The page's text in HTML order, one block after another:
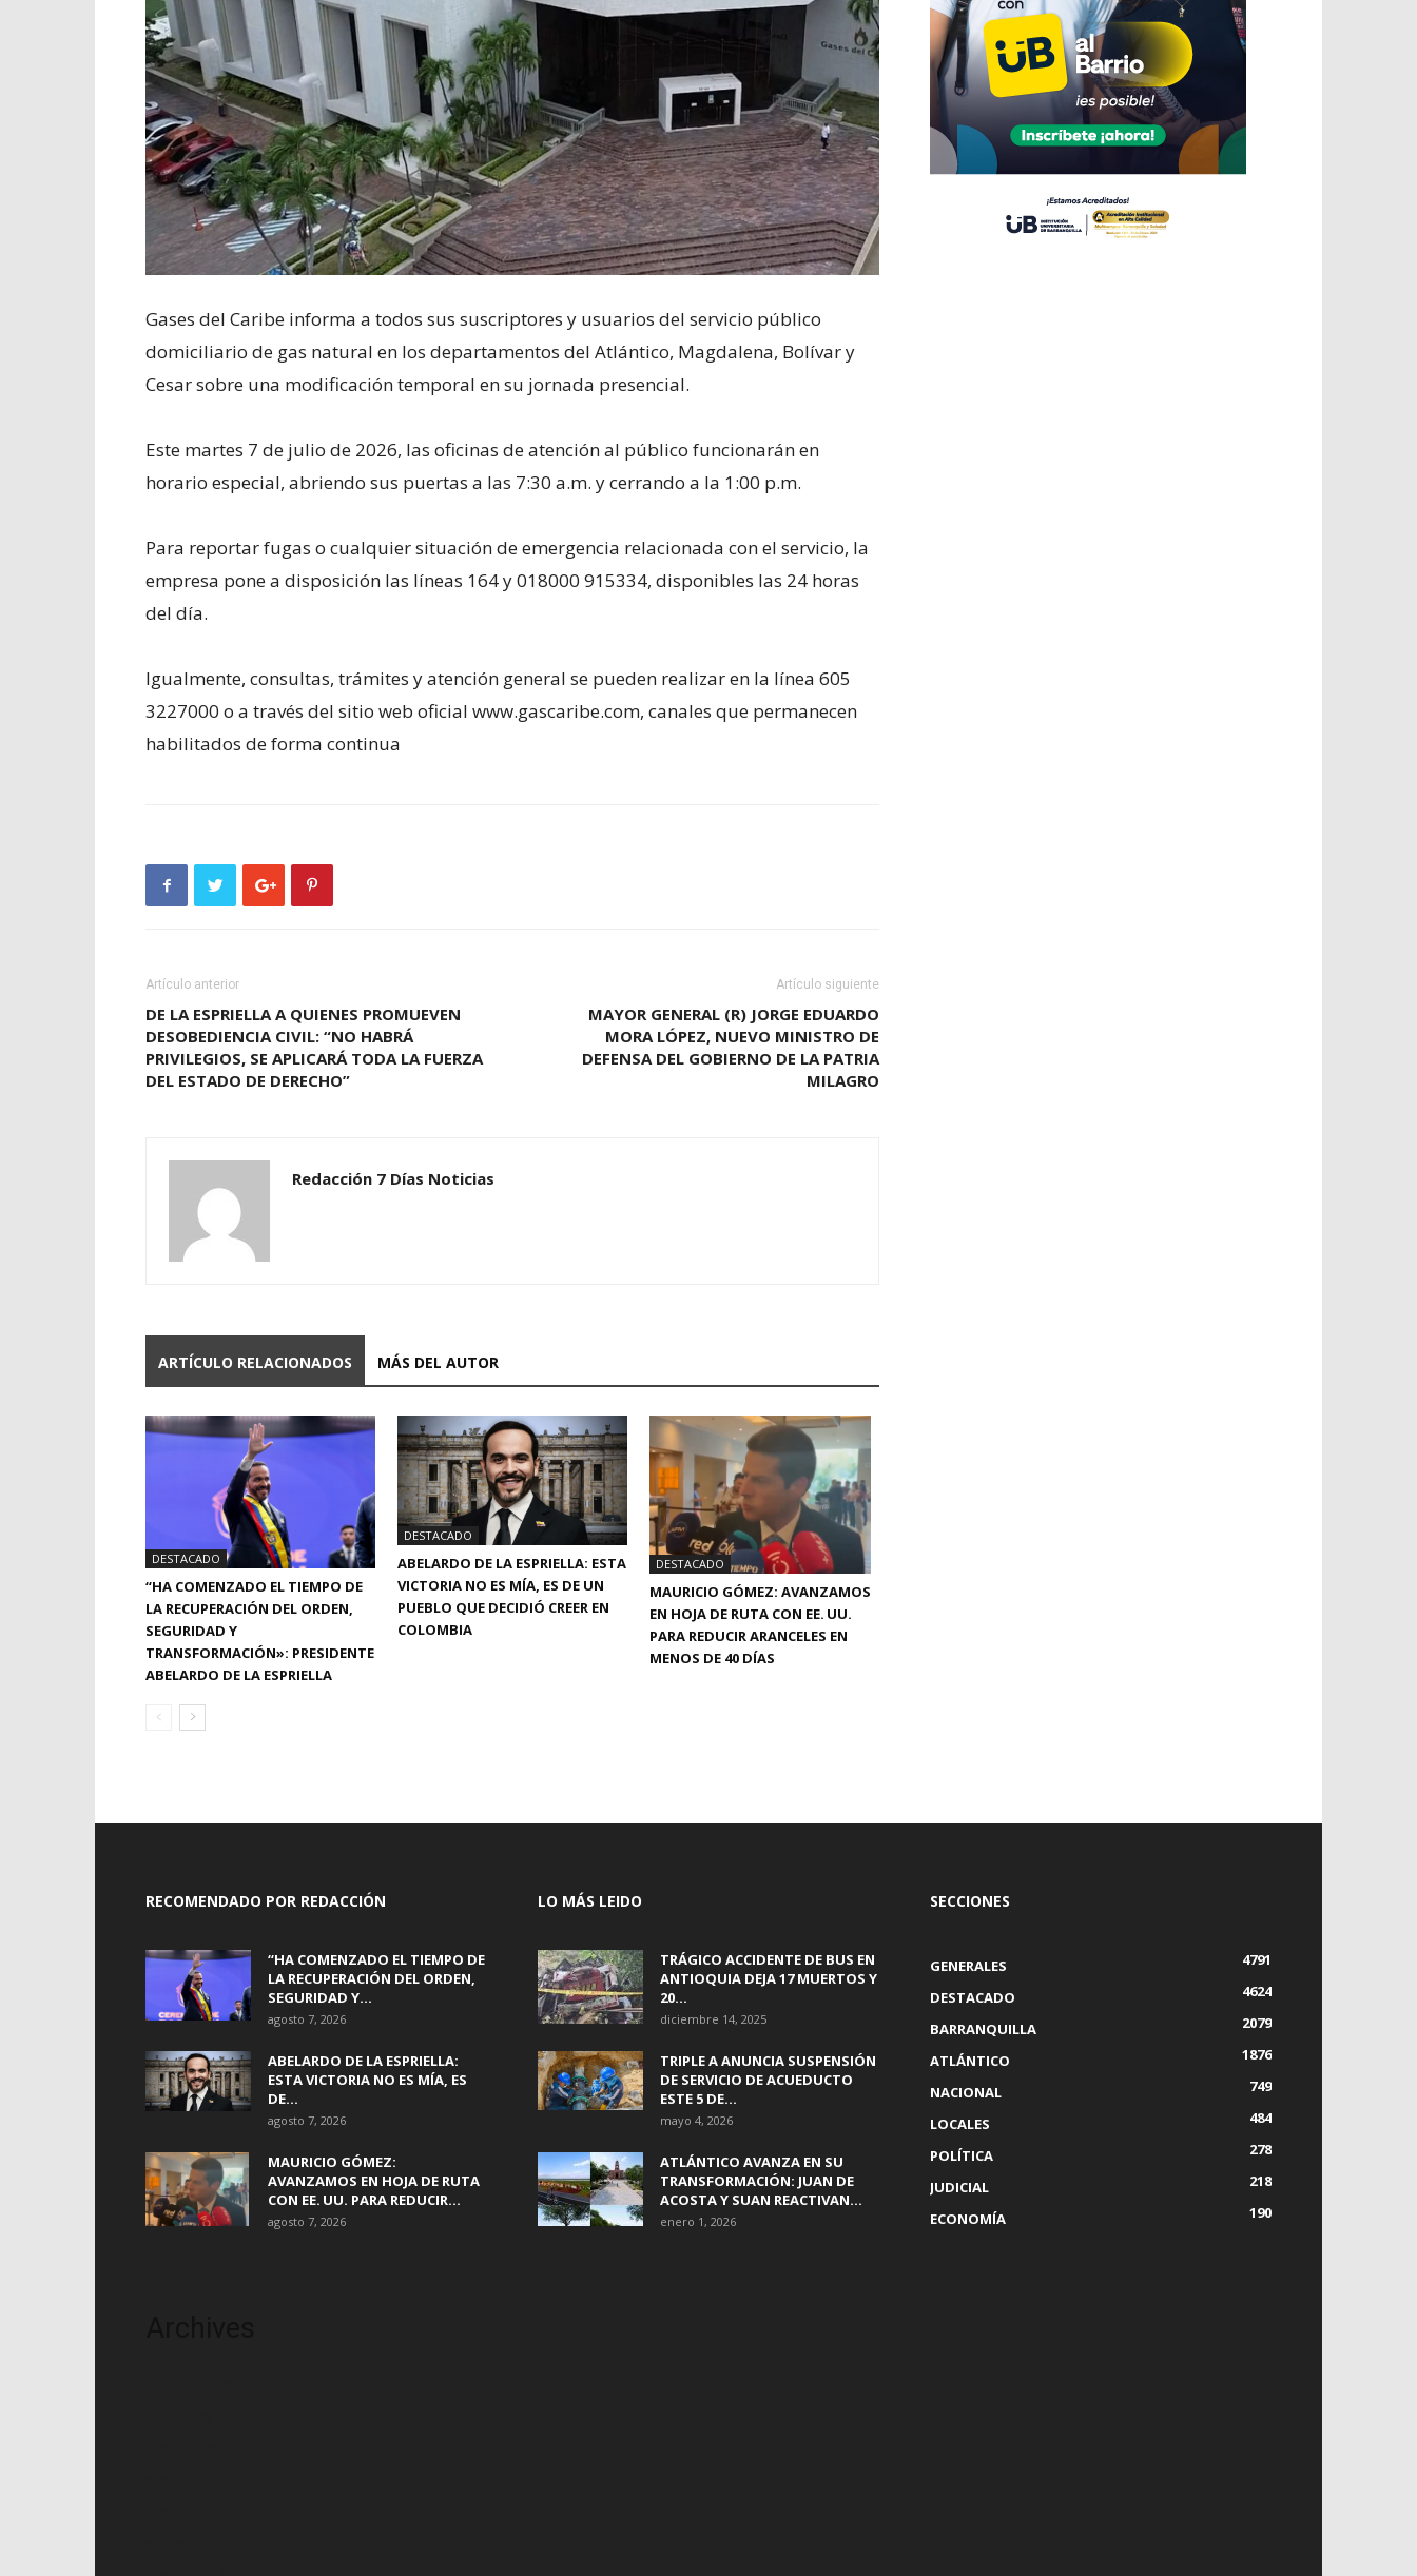
Gases del Caribe informa a todos sus suscriptores y usuarios del servicio público
domiciliario de gas natural en los departamentos del Atlántico, Magdalena, Bolívar y
Cesar sobre una modificación temporal en su jornada presencial.
Este martes 7 de julio de 2026, las oficinas de atención al público funcionarán en
horario especial, abriendo sus puertas a las 7:30 a.m. y cerrando a la 1:00 p.m.
Para reportar fugas o cualquier situación de emergencia relacionada con el servicio, la
empresa pone a disposición las líneas 164 y 018000 915334, disponibles las 24 horas
del día.
Igualmente, consultas, trámites y atención general se pueden realizar en la línea 605
3227000 o a través del sitio web oficial www.gascaribe.com, canales que permanecen
habilitados de forma continua
Artículo anterior
DE LA ESPRIELLA A QUIENES PROMUEVEN
DESOBEDIENCIA CIVIL: “NO HABRÁ
PRIVILEGIOS, SE APLICARÁ TODA LA FUERZA
DEL ESTADO DE DERECHO”
Artículo siguiente
MAYOR GENERAL (R) JORGE EDUARDO
MORA LÓPEZ, NUEVO MINISTRO DE
DEFENSA DEL GOBIERNO DE LA PATRIA
MILAGRO
Redacción 7 Días Noticias
ARTÍCULO RELACIONADOS MÁS DEL AUTOR
DESTACADO
“HA COMENZADO EL TIEMPO DE
LA RECUPERACIÓN DEL ORDEN,
SEGURIDAD Y
TRANSFORMACIÓN»: PRESIDENTE
ABELARDO DE LA ESPRIELLA
DESTACADO
ABELARDO DE LA ESPRIELLA: ESTA
VICTORIA NO ES MÍA, ES DE UN
PUEBLO QUE DECIDIÓ CREER EN
COLOMBIA
DESTACADO
MAURICIO GÓMEZ: AVANZAMOS
EN HOJA DE RUTA CON EE. UU.
PARA REDUCIR ARANCELES EN
MENOS DE 40 DÍAS
RECOMENDADO POR REDACCIÓN
“HA COMENZADO EL TIEMPO DE
LA RECUPERACIÓN DEL ORDEN,
SEGURIDAD Y...
agosto 7, 2026
ABELARDO DE LA ESPRIELLA:
ESTA VICTORIA NO ES MÍA, ES
DE...
agosto 7, 2026
MAURICIO GÓMEZ:
AVANZAMOS EN HOJA DE RUTA
CON EE. UU. PARA REDUCIR...
agosto 7, 2026
LO MÁS LEIDO
TRÁGICO ACCIDENTE DE BUS EN
ANTIOQUIA DEJA 17 MUERTOS Y
20...
diciembre 14, 2025
TRIPLE A ANUNCIA SUSPENSIÓN
DE SERVICIO DE ACUEDUCTO
ESTE 5 DE...
mayo 4, 2026
ATLÁNTICO AVANZA EN SU
TRANSFORMACIÓN: JUAN DE
ACOSTA Y SUAN REACTIVAN...
enero 1, 2026
SECCIONES
GENERALES
4791
DESTACADO
4624
BARRANQUILLA
2079
ATLÁNTICO
1876
NACIONAL
749
LOCALES
484
POLÍTICA
278
JUDICIAL
218
ECONOMÍA
190